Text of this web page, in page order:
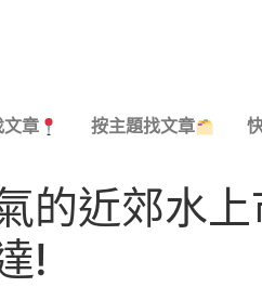
文章 按主題找文章
的近郊水
!